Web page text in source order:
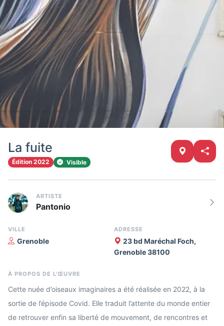
La fuite
Édition 2022 Visible
ARTISTE
Pantonio
VILLE
Grenoble
ADRESSE
23 bd Maréchal Foch,
Grenoble 38100
À PROPOS DE L'ŒUVRE
Cette nuée d’oiseaux imaginaires a été réalisée en 2022, à la
sortie de l’épisode Covid. Elle traduit l’attente du monde entier
de retrouver enfin sa liberté de mouvement, de rencontres et